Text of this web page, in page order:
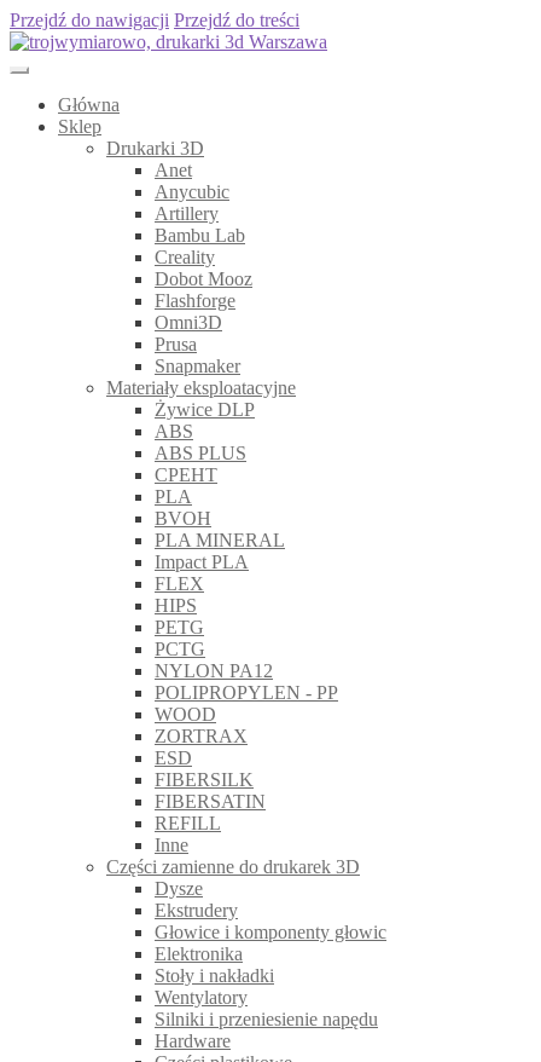
Przejdź do nawigacji Przejdź do treści
Główna
Sklep
Drukarki 3D
Anet
Anycubic
Artillery
Bambu Lab
Creality
Dobot Mooz
Flashforge
Omni3D
Prusa
Snapmaker
Materiały eksploatacyjne
Żywice DLP
ABS
ABS PLUS
CPEHT
PLA
BVOH
PLA MINERAL
Impact PLA
FLEX
HIPS
PETG
PCTG
NYLON PA12
POLIPROPYLEN - PP
WOOD
ZORTRAX
ESD
FIBERSILK
FIBERSATIN
REFILL
Inne
Części zamienne do drukarek 3D
Dysze
Ekstrudery
Głowice i komponenty głowic
Elektronika
Stoły i nakładki
Wentylatory
Silniki i przeniesienie napędu
Hardware